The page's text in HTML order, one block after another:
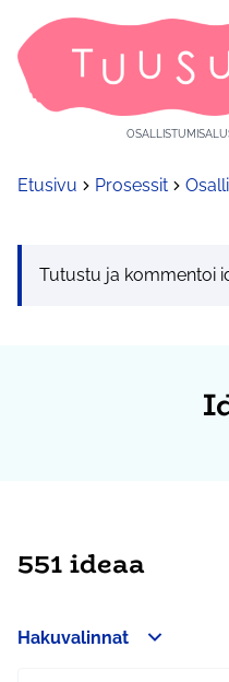
Etusivu Prosessit
Tutustu ja kommentoi
551 ideaa
Hakuvalinnat